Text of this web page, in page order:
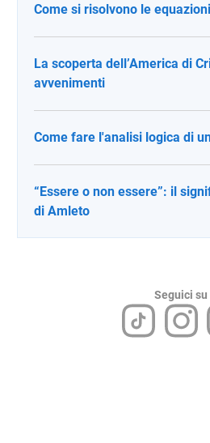
Come si risolvono le
La scoperta dell’America di
avvenimenti
Come fare l'analisi logica di
“Essere o non essere”: il
di Amleto
Seguici su